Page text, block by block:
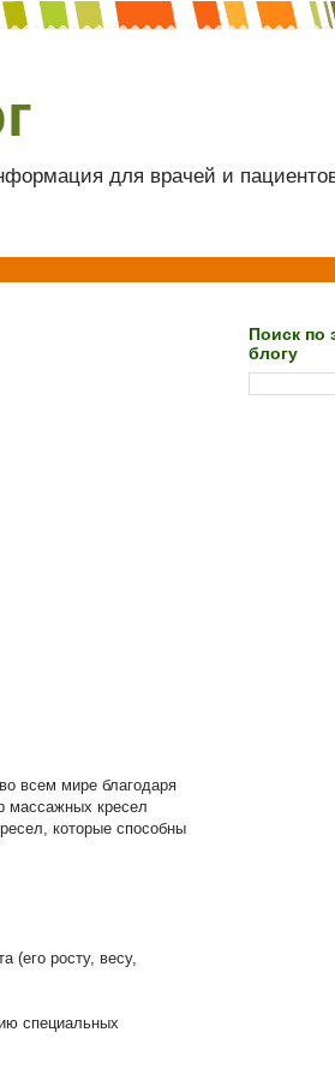
для врачей и
всем мире благодаря
массажных кресел
которые способны
(его росту, весу,
специальных
Поиск по
блогу